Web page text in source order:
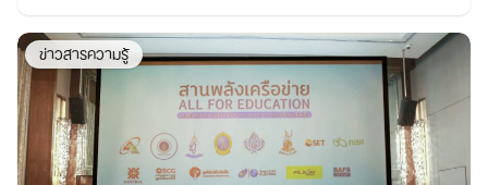
ข่าวสารความรู้